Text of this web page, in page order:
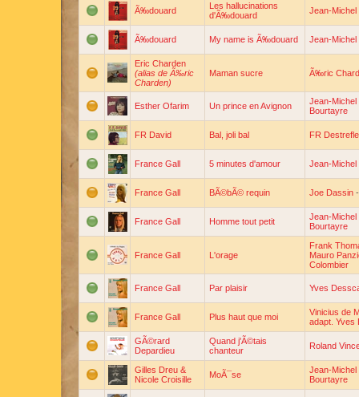
Ã‰douard
Les hallucinations
d'Ã‰douard
Jean-Michel
Ã‰douard My name is Ã‰douard Jean-Michel
Eric Charden
(alias de Ã‰ric
Charden)
Maman sucre Ã‰ric
Esther Ofarim Un prince en Avignon
Jean-Michel
Bourtayre
FR David Bal, joli bal FR Destrefle
France Gall 5 minutes d'amour Jean-Michel
France Gall BÃ©bÃ© requin Joe Dassin
France Gall Homme tout petit
Jean-Michel
Bourtayre
France Gall L'orage
Frank
Mauro
Colombier
France Gall Par plaisir Yves
France Gall Plus haut que moi
Vinicius de
adapt. Yves
GÃ©rard
Depardieu
Quand j'Ã©tais
chanteur
Roland
Gilles Dreu &
Nicole Croisille
MoÃ¯se
Jean-Michel
Bourtayre